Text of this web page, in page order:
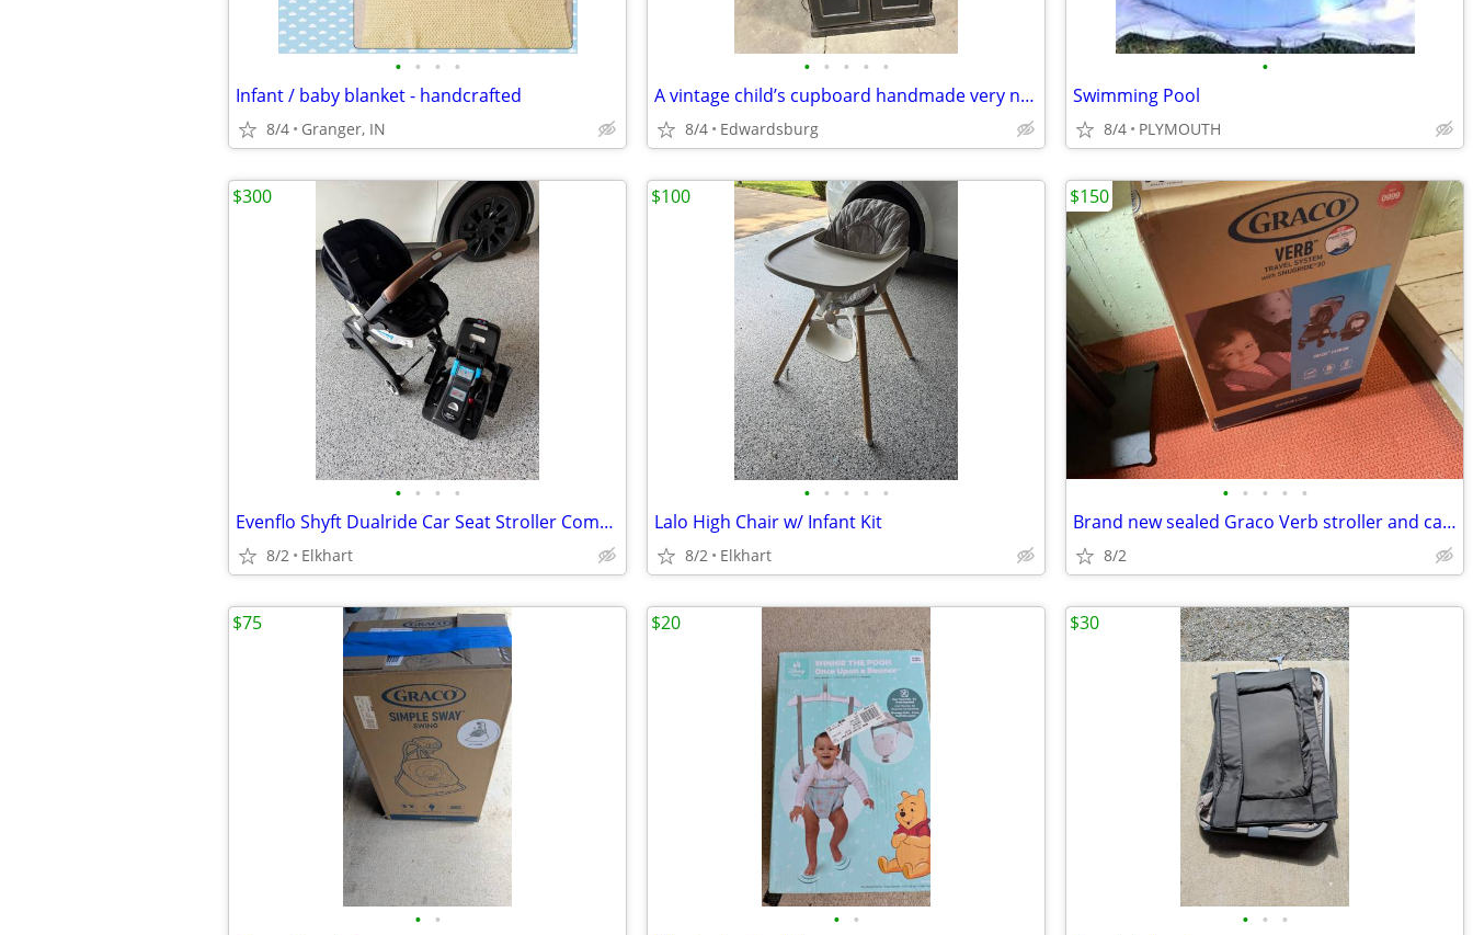
• • • •
Infant / baby blanket - handcrafted
8/4 Granger, IN
• • • • •
A vintage child’s cupboard handmade very nice
8/4 Edwardsburg
•
Swimming Pool
8/4 PLYMOUTH
• • • •
Evenflo Shyft Dualride Car Seat Stroller Combo
8/2 Elkhart
$300
• • • • •
Lalo High Chair w/ Infant Kit
8/2 Elkhart
$100
• • • • •
Brand new sealed Graco Verb stroller and car seat
8/2
$150
• •
$75
• •
$20
• • •
$30